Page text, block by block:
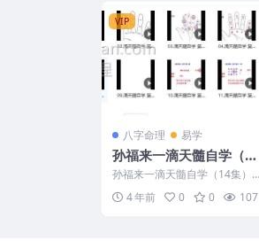
VIP
八字命理 易学
孙福来一滴天髓自学（14
集）
孙福来一滴天髓自学（14集）
编号：221911C160 孙福来一
滴天髓自学 ├...
4 年前 0 0 107